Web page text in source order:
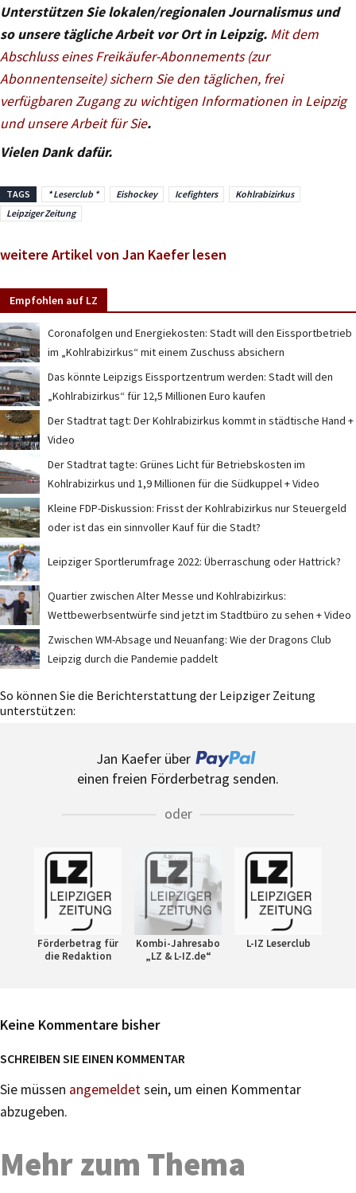
Unterstützen Sie lokalen/regionalen Journalismus und
so unsere tägliche Arbeit vor Ort in Leipzig. Mit dem
Abschluss eines Freikäufer-Abonnements (zur
Abonnentenseite) sichern Sie den täglichen, frei
verfügbaren Zugang zu wichtigen Informationen in Leipzig
und unsere Arbeit für Sie.
Vielen Dank dafür.
TAGS * Leserclub * Eishockey Icefighters
Kohlrabizirkus
Leipziger Zeitung
weitere Artikel von Jan Kaefer lesen
Empfohlen auf LZ
Coronafolgen und Energiekosten: Stadt will den Eissportbetrieb
im „Kohlrabizirkus“ mit einem Zuschuss absichern
Das könnte Leipzigs Eissportzentrum werden: Stadt will den
„Kohlrabizirkus“ für 12,5 Millionen Euro kaufen
Der Stadtrat tagt: Der Kohlrabizirkus kommt in städtische Hand +
Video
Der Stadtrat tagte: Grünes Licht für Betriebskosten im
Kohlrabizirkus und 1,9 Millionen für die Südkuppel + Video
Kleine FDP-Diskussion: Frisst der Kohlrabizirkus nur Steuergeld
oder ist das ein sinnvoller Kauf für die Stadt?
Leipziger Sportlerumfrage 2022: Überraschung oder Hattrick?
Quartier zwischen Alter Messe und Kohlrabizirkus:
Wettbewerbsentwürfe sind jetzt im Stadtbüro zu sehen + Video
Zwischen WM-Absage und Neuanfang: Wie der Dragons Club
Leipzig durch die Pandemie paddelt
So können Sie die Berichterstattung der Leipziger Zeitung
unterstützen:
Jan Kaefer über
einen freien Förderbetrag senden.
oder
Förderbetrag für
die Redaktion
Kombi-Jahresabo
„LZ & L-IZ.de“
L-IZ Leserclub
Keine Kommentare bisher
SCHREIBEN SIE EINEN KOMMENTAR
Sie müssen angemeldetsein, um einen Kommentar
abzugeben.
Mehr zum Thema